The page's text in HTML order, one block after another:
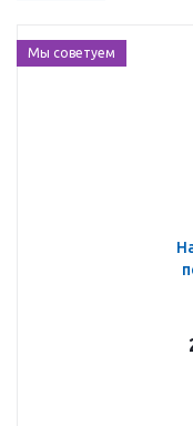
Мы советуем
Набор чайный на 6